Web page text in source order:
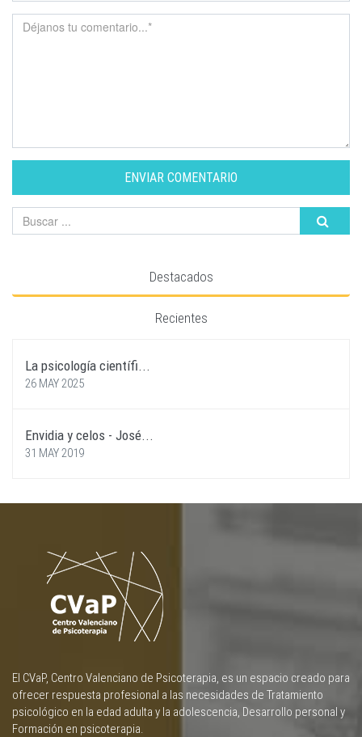
ENVIAR COMENTARIO
Destacados
Recientes
La psicología científi...
26 MAY 2025
Envidia y celos - José...
31 MAY 2019
El CVaP, Centro Valenciano de Psicoterapia, es un espacio creado para
ofrecer respuesta profesional a las necesidades de Tratamiento
psicológico en la edad adulta y la adolescencia, Desarrollo personal y
Formación en psicoterapia.